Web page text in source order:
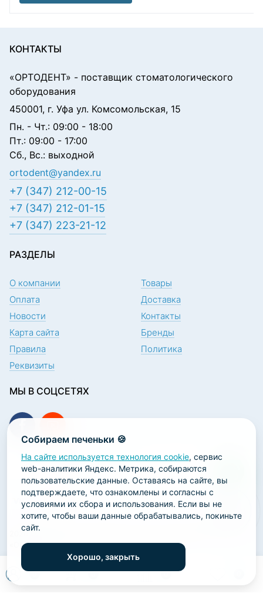
0 0 0
Собираем печеньки 🍪
На сайте используется технология cookie, сервис
web-аналитики Яндекс. Метрика, собираются
пользовательские данные. Оставаясь на сайте, вы
подтверждаете, что ознакомлены и согласны с
условиями их сбора и использования. Если вы не
хотите, чтобы ваши данные обрабатывались, покиньте
сайт.
Хорошо, закрыть
КОНТАКТЫ
«ОРТОДЕНТ» - поставщик стоматологического
оборудования
450001, г. Уфа ул. Комсомольская, 15
Пн. - Чт.: 09:00 - 18:00
Пт.: 09:00 - 17:00
Сб., Вс.: выходной
ortodent@yandex.ru
+7 (347) 212-00-15
+7 (347) 212-01-15
+7 (347) 223-21-12
РАЗДЕЛЫ
О компании
Товары
Оплата
Доставка
Новости
Контакты
Карта сайта
Бренды
Правила
Политика
Реквизиты
МЫ В СОЦСЕТЯХ
ПОДПИСКА НА НОВОСТИ
2026 ООО «Научно-производственная лаборатория
«ОРТОДЕНТ»